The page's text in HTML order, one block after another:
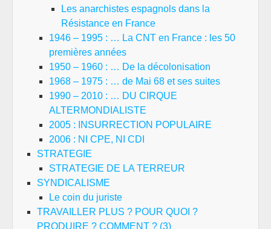
Les anarchistes espagnols dans la
Résistance en France
1946 – 1995 : … La CNT en France : les 50
premières années
1950 – 1960 : … De la décolonisation
1968 – 1975 : … de Mai 68 et ses suites
1990 – 2010 : … DU CIRQUE
ALTERMONDIALISTE
2005 : INSURRECTION POPULAIRE
2006 : NI CPE, NI CDI
STRATEGIE
STRATEGIE DE LA TERREUR
SYNDICALISME
Le coin du juriste
TRAVAILLER PLUS ? POUR QUOI ?
PRODUIRE ? COMMENT ? (3)